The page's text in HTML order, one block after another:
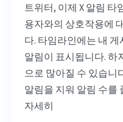
트위터, 이제 X 알림
용자와의 상호작용에
다. 타임라인에는 내
알림이 표시됩니다. 하
으로 많아질 수 있습니
알림을 지워 알림 수를
자세히